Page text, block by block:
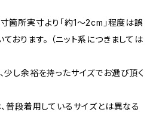
箇所実寸より「約1～2cm」程度は誤
おります。 （ニット系につきましては
少し余裕を持ったサイズでお選び頂く
、普段着用しているサイズとは異なる